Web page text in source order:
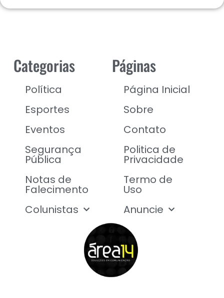
Categorias
Política
Esportes
Eventos
Segurança
Pública
Notas de
Falecimento
Colunistas
Páginas
Página Inicial
Sobre
Contato
Politica de
Privacidade
Termo de
Uso
Anuncie